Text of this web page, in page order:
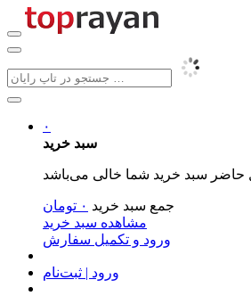
۰
سبد خرید
جمع سبد خرید ۰ تومان
مشاهده سبد خرید
ورود و تکمیل سفارش
ورود | ثبت‌نام